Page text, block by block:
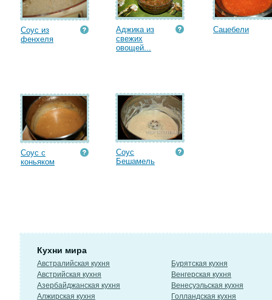
Соус из
фенхеля
Аджика из
свежих
овощей...
Сацебели
Соус с
коньяком
Соус
Бешамель
Кухни мира
Австралийская кухня
Австрийская кухня
Азербайджанская кухня
Алжирская кухня
Бурятская кухня
Венгерская кухня
Венесуэльская кухня
Голландская кухня